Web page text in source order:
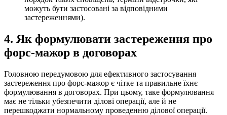
можуть бути застосовані за відповідними
застереженнями).
4. Як формулювати застереження про
форс-мажор в договорах
Головною передумовою для ефективного застосування
застереження про форс-мажор є чітке та правильне їхнє
формулювання в договорах. При цьому, таке формулювання
має не тільки убезпечити ділові операції, але й не
перешкоджати нормальному проведенню ділової операції.